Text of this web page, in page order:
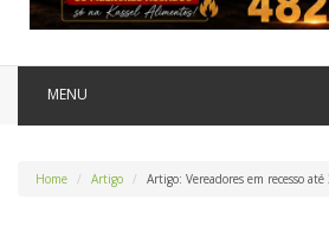
MENU
Home Artigo Artigo: Vereadores em recesso até